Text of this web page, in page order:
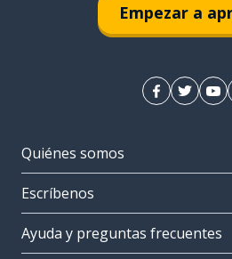
Empezar a
Quiénes somos
Escríbenos
Ayuda y preguntas frecuentes